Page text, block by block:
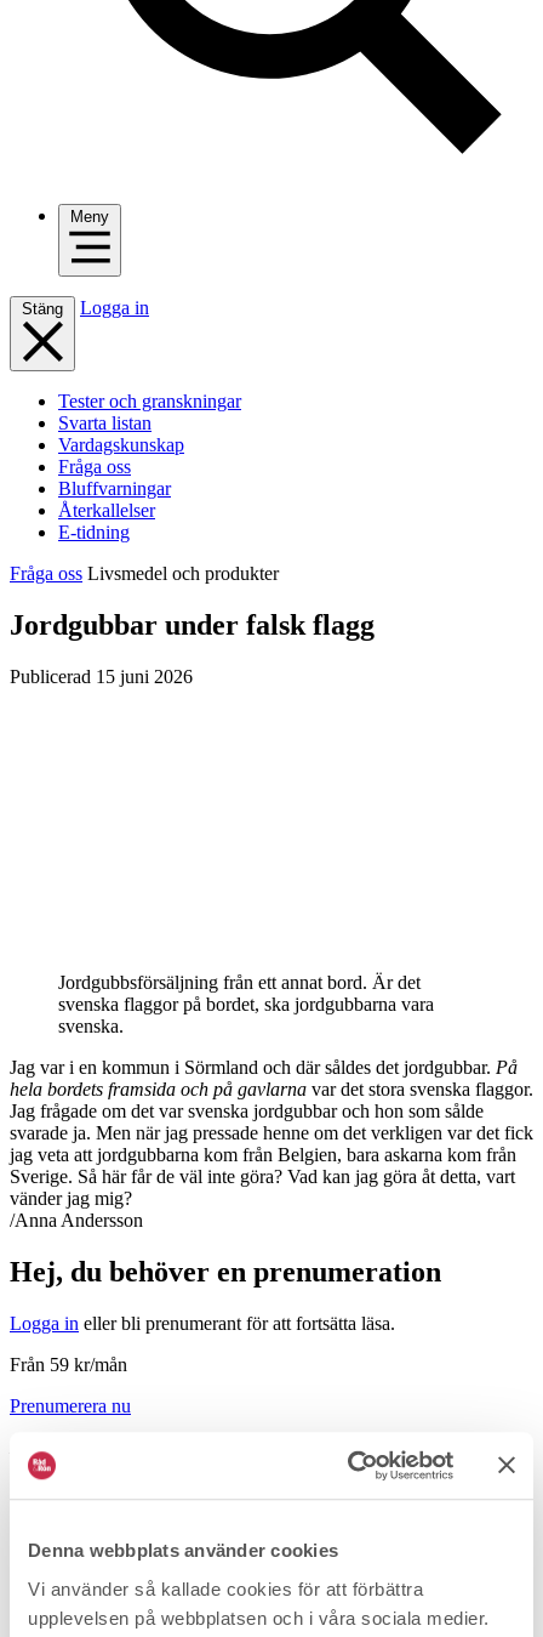
Denna webbplats använder cookies
Vi använder så kallade cookies för att förbättra
upplevelsen på webbplatsen och i våra sociala medier.
Meny
Stäng Logga in
Tester och granskningar
Svarta listan
Vardagskunskap
Fråga oss
Bluffvarningar
Återkallelser
E-tidning
Fråga oss Livsmedel och produkter
Jordgubbar under falsk flagg
Publicerad 15 juni 2026
Jordgubbsförsäljning från ett annat bord. Är det
svenska flaggor på bordet, ska jordgubbarna vara
svenska.
Jag var i en kommun i Sörmland och där såldes det jordgubbar. På
hela bordets framsida och på gavlarna var det stora svenska flaggor.
Jag frågade om det var svenska jordgubbar och hon som sålde
svarade ja. Men när jag pressade henne om det verkligen var det fick
jag veta att jordgubbarna kom från Belgien, bara askarna kom från
Sverige. Så här får de väl inte göra? Vad kan jag göra åt detta, vart
vänder jag mig?
/Anna Andersson
Hej, du behöver en prenumeration
Logga in eller bli prenumerant för att fortsätta läsa.
Från 59 kr/mån
Prenumerera nu
Du kan avsluta när du vill.
Fler frågor och svar